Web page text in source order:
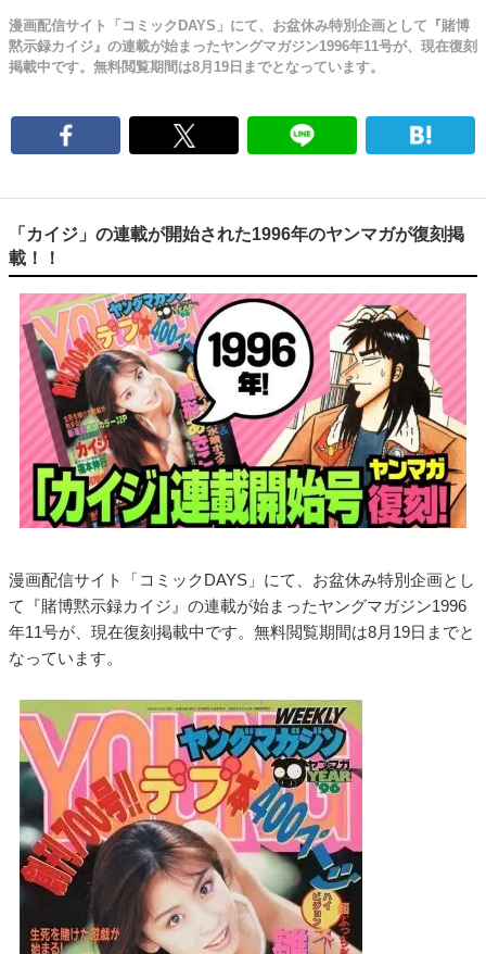
漫画配信サイト「コミックDAYS」にて、お盆休み特別企画として『賭博
黙示録カイジ』の連載が始まったヤングマガジン1996年11号が、現在復刻
掲載中です。無料閲覧期間は8月19日までとなっています。
「カイジ」の連載が開始された1996年のヤンマガが復刻掲
載！！
漫画配信サイト「コミックDAYS」にて、お盆休み特別企画とし
て『賭博黙示録カイジ』の連載が始まったヤングマガジン1996
年11号が、現在復刻掲載中です。無料閲覧期間は8月19日までと
なっています。